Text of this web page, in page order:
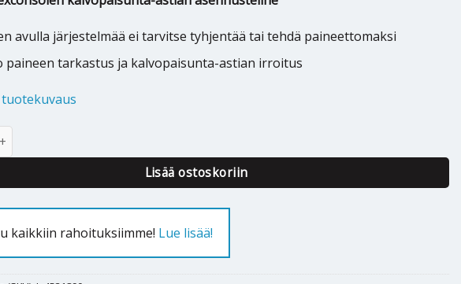
avulla järjestelmää ei tarvitse tyhjentää tai tehdä paineettomaksi
paineen tarkastus ja kalvopaisunta-astian irroitus
Flamco Flexconsole plus S 20-1,5 bar määrä
Lisää ostoskoriin
kaikkiin rahoituksiimme! Lue lisää!